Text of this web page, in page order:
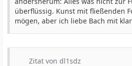
überflüssig. Kunst mit fließenden
mögen, aber ich liebe Bach mit
Zitat von dl1sdz